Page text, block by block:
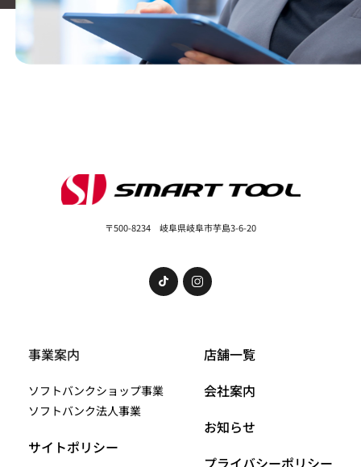
〒500-8234 岐阜県岐阜市芋島3-6-20
事業案内
ソフトバンクショップ事業
ソフトバンク法人事業
サイトポリシー
店舗一覧
会社案内
お知らせ